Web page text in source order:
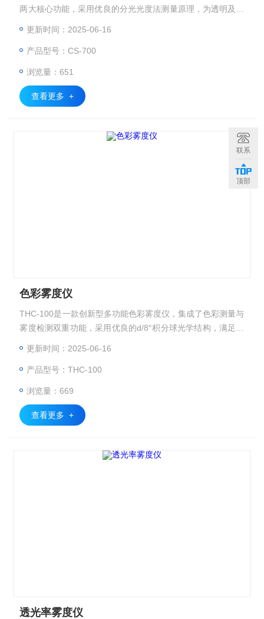
两大核心功能，采用优良的分光光度法测量原理，为透明及半
更新时间：2025-06-16
产品型号：CS-700
浏览量：651
查看更多 +
色彩雾度仪
THC-100是一款创新型多功能色彩雾度仪，集成了色彩测量与
雾度检测双重功能，采用优良的d/8°积分球光学结构，满足透
更新时间：2025-06-16
产品型号：THC-100
浏览量：669
查看更多 +
透光率雾度仪
联系
顶部